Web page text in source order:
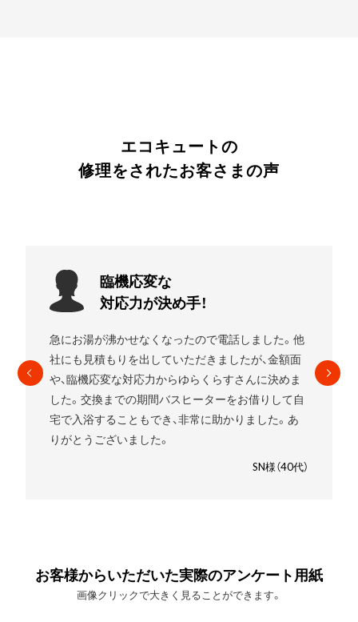
エコキュートの
修理をされたお客さまの声
金額面
決めま
お願いして
良かったです!
エコキュートを使用していましたがガスの給湯
したいことをお伝えするとすぐに段取りを組ん
れました。高いものを売りつけられるんじゃな
と少し心配でしたが、ゆらくらすさんにお願いし
良かったです。笑
お客様からいただいた実際のアンケート用紙
画像クリックで大きく見ることができます。